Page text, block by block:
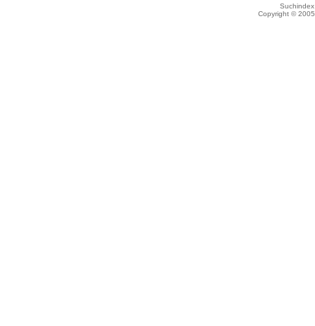
Copyright ©